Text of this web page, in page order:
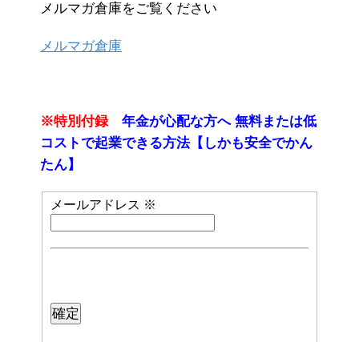
メルマガ倉庫をご覧ください
メルマガ倉庫
※特別付録
年金が心配な方へ 無料または低
コストで起業できる方法【しかも安全でかん
たん】
メールアドレス ※